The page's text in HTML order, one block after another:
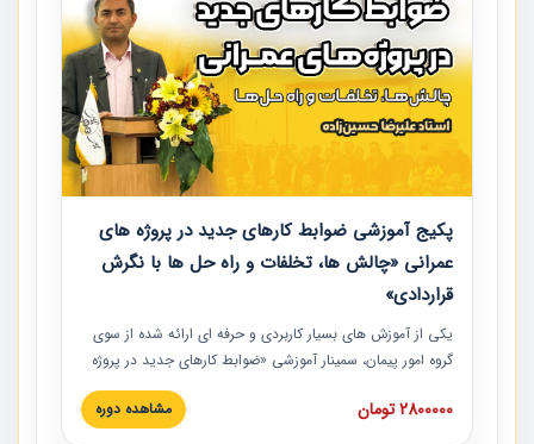
پکیج آموزشی ضوابط کارهای جدید در پروژه های
عمرانی «چالش ها، تخلفات و راه حل ها با نگرش
قراردادی»
یکی از آموزش‏‏‏‏‏‏ های بسیار کاربردی و حرفه‏ ای ارائه شده از سوی
گروه امور پیمان، سمینار آموزشی «ضوابط کارهای جدید در پروژه
های عمرانی» چالش ها، تخلفات و راه حل ها با نگرش قراردادی
است که در محل سندیکای شرکت های ساختمانی کشور ارائه شد.
2800000 تومان مشاهده دوره